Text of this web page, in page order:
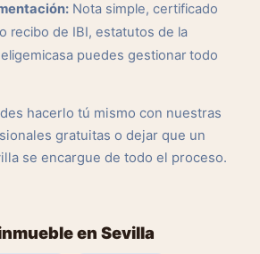
Nota simple, certificado
recibo de IBI, estatutos de la
puedes gestionar todo
hacerlo tú mismo con nuestras
gratuitas o dejar que un
se encargue de todo el proceso.
en Sevilla